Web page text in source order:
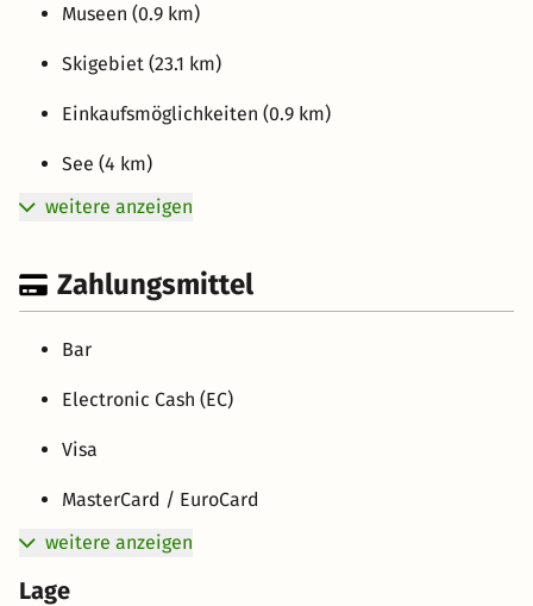
Museen (0.9 km)
Skigebiet (23.1 km)
Einkaufsmöglichkeiten (0.9 km)
See (4 km)
weitere anzeigen
Zahlungsmittel
Bar
Electronic Cash (EC)
Visa
MasterCard / EuroCard
weitere anzeigen
Lage